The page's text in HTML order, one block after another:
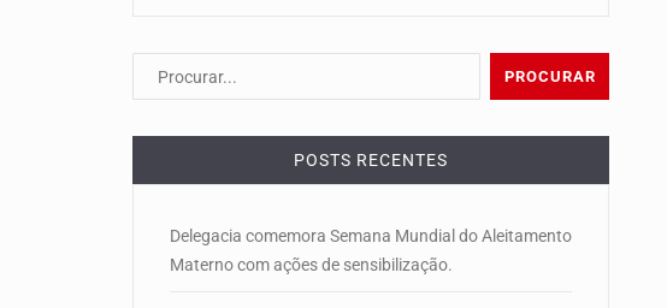
POSTS RECENTES
Delegacia comemora Semana Mundial do Aleitamento
Materno com ações de sensibilização.